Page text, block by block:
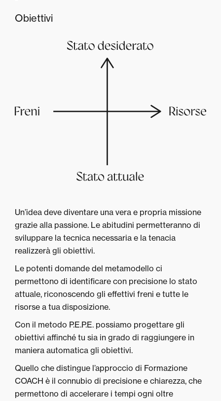
Obiettivi
Un’idea deve diventare una vera e propria missione
grazie alla passione. Le abitudini permetteranno di
sviluppare la tecnica necessaria e la tenacia
realizzerà gli obiettivi.
Le potenti domande del metamodello ci
permettono di identificare con precisione lo stato
attuale, riconoscendo gli effettivi freni e tutte le
risorse a tua disposizione.
Con il metodo P.E.P.E. possiamo progettare gli
obiettivi affinché tu sia in grado di raggiungere in
maniera automatica gli obiettivi.
Quello che distingue l’approccio di Formazione
COACH è il connubio di precisione e chiarezza, che
permettono di accelerare i tempi ogni oltre